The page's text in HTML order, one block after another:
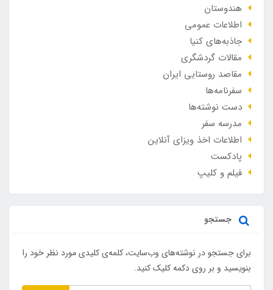
هندوستان
اطلاعات عمومی
جاذبه‌های کنیا
مقالات گردشگری
مقاصد روستایی ایران
سفرنامه‌ها
دست نوشته‌ها
مدرسه سفر
اطلاعات اخذ ویزای آنلاین
پادکست
فیلم و کلیپ
جستجو
برای جستجو در نوشته‌های وب‌سایت، کلمه‌ی کلیدی مورد نظر خود را
بنویسید و بر روی دکمه کلیک کنید.